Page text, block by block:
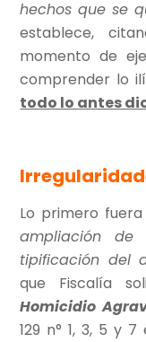
hechos que se
establece,
momento de
comprender lo
todo lo antes
Lo primero
ampliación
tipificación del
que Fiscalía
Homicidio
129 n° 1, 3, 5 y